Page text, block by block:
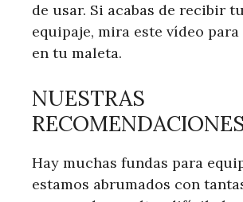
de usar. Si acabas de recibir
equipaje, mira este vídeo
en tu maleta.
NUESTRAS
Hay muchas fundas para
estamos abrumados con